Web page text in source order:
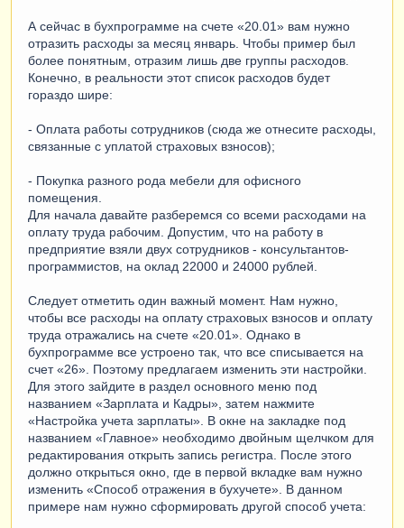
А сейчас в бухпрограмме на счете «20.01» вам нужно
отразить расходы за месяц январь. Чтобы пример был
более понятным, отразим лишь две группы расходов.
Конечно, в реальности этот список расходов будет
гораздо шире:
- Оплата работы сотрудников (сюда же отнесите расходы,
связанные с уплатой страховых взносов);
- Покупка разного рода мебели для офисного
помещения.
Для начала давайте разберемся со всеми расходами на
оплату труда рабочим. Допустим, что на работу в
предприятие взяли двух сотрудников - консультантов-
программистов, на оклад 22000 и 24000 рублей.
Следует отметить один важный момент. Нам нужно,
чтобы все расходы на оплату страховых взносов и оплату
труда отражались на счете «20.01». Однако в
бухпрограмме все устроено так, что все списывается на
счет «26». Поэтому предлагаем изменить эти настройки.
Для этого зайдите в раздел основного меню под
названием «Зарплата и Кадры», затем нажмите
«Настройка учета зарплаты». В окне на закладке под
названием «Главное» необходимо двойным щелчком для
редактирования открыть запись регистра. После этого
должно открыться окно, где в первой вкладке вам нужно
изменить «Способ отражения в бухучете». В данном
примере нам нужно сформировать другой способ учета: